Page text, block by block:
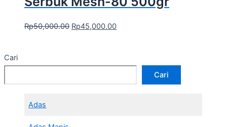
Cari
Cari
Adas
Rp50,000.00 Rp45,000.00